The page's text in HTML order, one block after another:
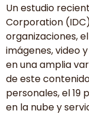
Un estudio
Corporation
organizaciones,
imágenes, video
en una amplia
de este
personales, el 19
en la nube y